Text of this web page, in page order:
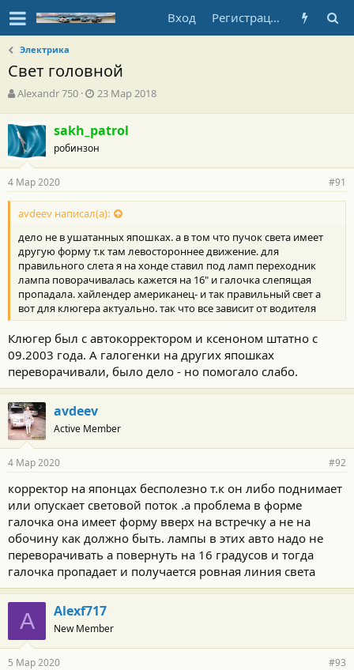
Вход Регистрация
Электрика
Свет головной
А
о
р
т
е
м
ы
Alexandr 750
Д
а
н
а
л
а
23 Мар 2018
sakh_patrol
робинзон
4 Мар 2020 #91
avdeev написал(а):
дело не в ушатанных япошках. а в том что пучок света имеет
другую форму т.к там левостороннее движение. для
правильного слета я на хонде ставил под ламп переходник
лампа поворачивалась кажется на 16" и галочка слепящая
пропадала. хайлендер американец- и так правильный свет а
вот для клюгера актуально. так что все зависит от водителя
Клюгер был с автокорректором и ксеноном штатно с
09.2003 года. А галогенки на других япошках
переворачивали, было дело - но помогало слабо.
avdeev
Active Member
4 Мар 2020 #92
корректор на японцах бесполезно т.к он либо поднимает
или опускает световой поток .а проблема в форме
галочка она имеет форму вверх на встречку а не на
обочину как должно быть. лампы в этих авто надо не
переворачивать а повернуть на 16 градусов и тогда
галочка пропадает и получается ровная линия света
A Alexf717
New Member
5 Мар 2020 #93